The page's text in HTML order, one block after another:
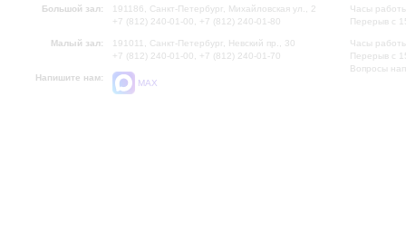
Большой зал:
191186, Санкт-Петербург, Михайловская ул., 2
+7 (812) 240-01-00, +7 (812) 240-01-80
Малый зал:
191011, Санкт-Петербург, Невский пр., 30
+7 (812) 240-01-00, +7 (812) 240-01-70
Напишите нам:
MAX
Часы
Перерыв с
Часы
Перерыв с
Вопросы